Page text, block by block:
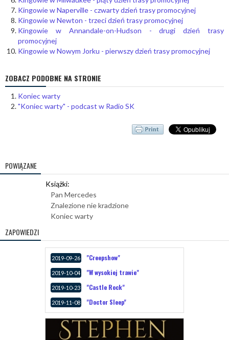
Kingowie w Naperville - czwarty dzień trasy promocyjnej
Kingowie w Newton - trzeci dzień trasy promocyjnej
Kingowie w Annandale-on-Hudson - drugi dzień trasy
promocyjnej
Kingowie w Nowym Jorku - pierwszy dzień trasy promocyjnej
ZOBACZ PODOBNE NA STRONIE
Koniec warty
"Koniec warty" - podcast w Radio SK
POWIĄZANE
Książki:
Pan Mercedes
Znalezione nie kradzione
Koniec warty
ZAPOWIEDZI
2019-09-26 "Creepshow"
2019-10-04 "W wysokiej trawie"
2019-10-23 "Castle Rock"
2019-11-08 "Doctor Sleep"